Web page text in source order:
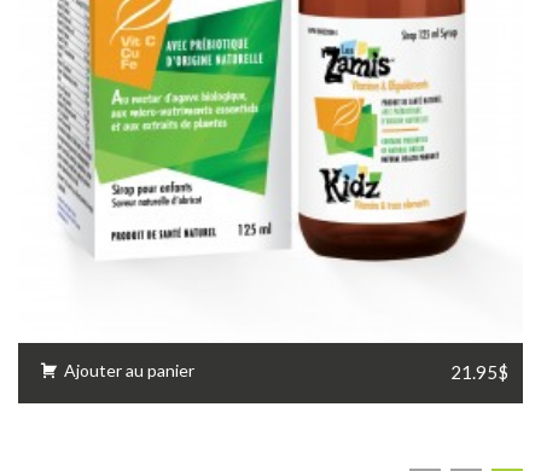
Ajouter au panier 21.95$